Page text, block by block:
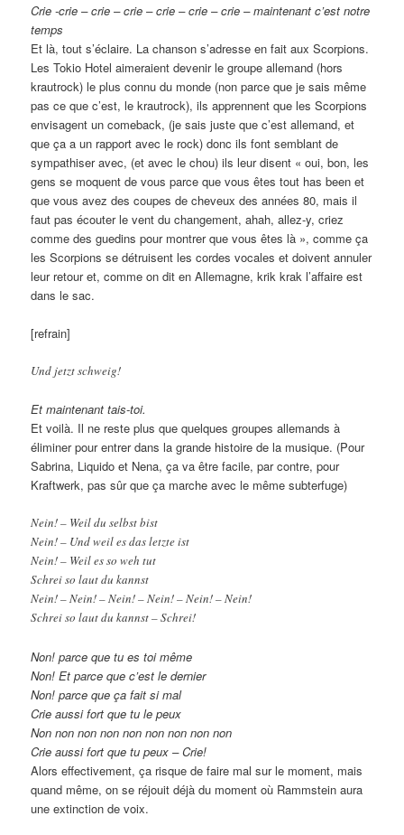
Crie -crie – crie – crie – crie – crie – crie – maintenant c’est notre
temps
Et là, tout s’éclaire. La chanson s’adresse en fait aux Scorpions.
Les Tokio Hotel aimeraient devenir le groupe allemand (hors
krautrock) le plus connu du monde (non parce que je sais même
pas ce que c’est, le krautrock), ils apprennent que les Scorpions
envisagent un comeback, (je sais juste que c’est allemand, et
que ça a un rapport avec le rock) donc ils font semblant de
sympathiser avec, (et avec le chou) ils leur disent « oui, bon, les
gens se moquent de vous parce que vous êtes tout has been et
que vous avez des coupes de cheveux des années 80, mais il
faut pas écouter le vent du changement, ahah, allez-y, criez
comme des guedins pour montrer que vous êtes là », comme ça
les Scorpions se détruisent les cordes vocales et doivent annuler
leur retour et, comme on dit en Allemagne, krik krak l’affaire est
dans le sac.
[refrain]
Und jetzt schweig!
Et maintenant tais-toi.
Et voilà. Il ne reste plus que quelques groupes allemands à
éliminer pour entrer dans la grande histoire de la musique. (Pour
Sabrina, Liquido et Nena, ça va être facile, par contre, pour
Kraftwerk, pas sûr que ça marche avec le même subterfuge)
Nein! – Weil du selbst bist
Nein! – Und weil es das letzte ist
Nein! – Weil es so weh tut
Schrei so laut du kannst
Nein! – Nein! – Nein! – Nein! – Nein! – Nein!
Schrei so laut du kannst – Schrei!
Non! parce que tu es toi même
Non! Et parce que c’est le dernier
Non! parce que ça fait si mal
Crie aussi fort que tu le peux
Non non non non non non non non non
Crie aussi fort que tu peux – Crie!
Alors effectivement, ça risque de faire mal sur le moment, mais
quand même, on se réjouit déjà du moment où Rammstein aura
une extinction de voix.